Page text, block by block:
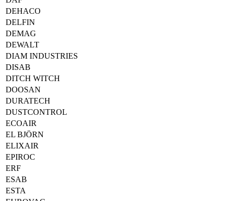
DEHACO
DELFIN
DEMAG
DEWALT
DIAM INDUSTRIES
DISAB
DITCH WITCH
DOOSAN
DURATECH
DUSTCONTROL
ECOAIR
EL BJÖRN
ELIXAIR
EPIROC
ERF
ESAB
ESTA